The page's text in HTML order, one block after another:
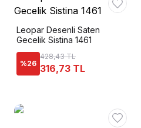
Leopar Desenli Saten
Gecelik Sistina 1461
%26
428,43 TL
316,73 TL